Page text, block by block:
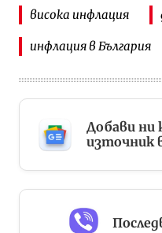
висока инфлация
инфлация в България
Добави ни
източник